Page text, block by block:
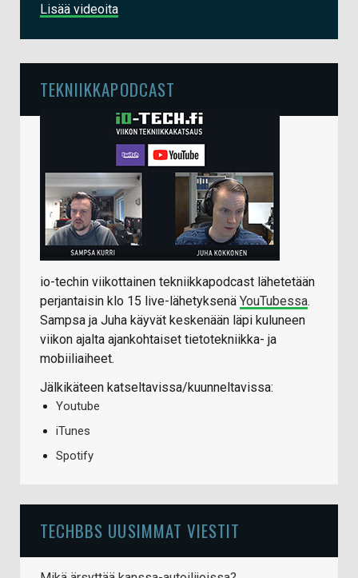
Lisää videoita
TEKNIIKKAPODCAST
io-techin viikottainen tekniikkapodcast lähetetään
perjantaisin klo 15 live-lähetyksenä YouTubessa.
Sampsa ja Juha käyvät keskenään läpi kuluneen
viikon ajalta ajankohtaiset tietotekniikka- ja
mobiiliaiheet.
Jälkikäteen katseltavissa/kuunneltavissa:
Youtube
iTunes
Spotify
TECHBBS UUSIMMAT VIESTIT